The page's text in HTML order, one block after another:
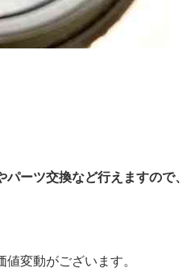
パーツ交換など行えますので、
変動がございます。